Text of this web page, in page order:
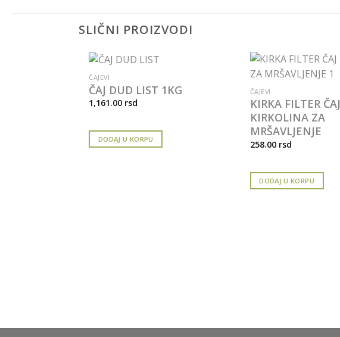
SLIČNI PROIZVODI
ČAJEVI
ČAJ DUD LIST 1KG
1,161.00 rsd
DODAJ U KORPU
ČAJEVI
KIRKA FILTER ČAJ
KIRKOLINA ZA
MRŠAVLJENJE
258.00 rsd
DODAJ U KORPU